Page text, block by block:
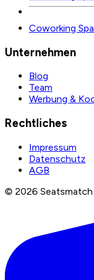
Coworking
Unternehmen
Blog
Team
Werbung &
Rechtliches
Impressum
Datenschutz
AGB
© 2026 Seatsmatch